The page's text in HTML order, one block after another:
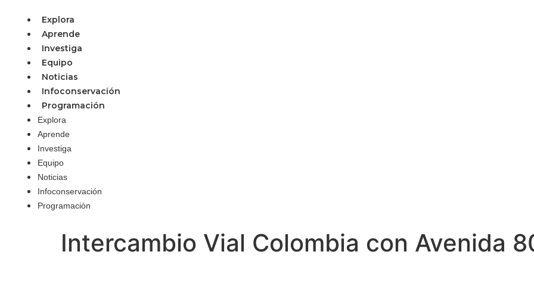
Explora
Aprende
Investiga
Equipo
Noticias
Infoconservación
Programación
Explora
Aprende
Investiga
Equipo
Noticias
Infoconservación
Programación
Intercambio Vial Colombia con Avenida